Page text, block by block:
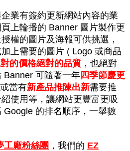
業有簽約更新網站內容的業
上輪播的 Banner 圖片製作更
權的圖片及海報可供挑選，
上需要的圖片 ( Logo 或商品
的價格絕對的品質 ，也絕對
Banner 可隨著一年 四季節慶更
當有新產品推陳出新需要推
使用等，讓網站更豐富更吸
Google 的排名順序，一舉數
工廠粉絲團 ，我們的 EZ